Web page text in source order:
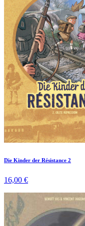
Die Kinder der Résistance 2
16,00 €